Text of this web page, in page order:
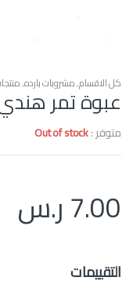
كل الاقسام,مشروبات بارده,
عبوة تمر
متوفر :Out of stock
7.00ر.س
التقييمات